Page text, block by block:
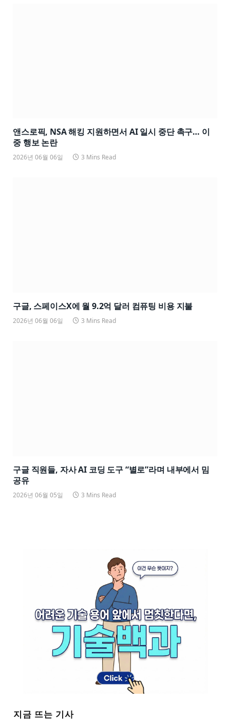
앤스로픽, NSA 해킹 지원하면서 AI 일시 중단 촉구… 이
중 행보 논란
2026년 06월 06일 3 Mins Read
구글, 스페이스X에 월 9.2억 달러 컴퓨팅 비용 지불
2026년 06월 06일 3 Mins Read
구글 직원들, 자사 AI 코딩 도구 “별로”라며 내부에서 밈
공유
2026년 06월 05일 3 Mins Read
지금 뜨는 기사